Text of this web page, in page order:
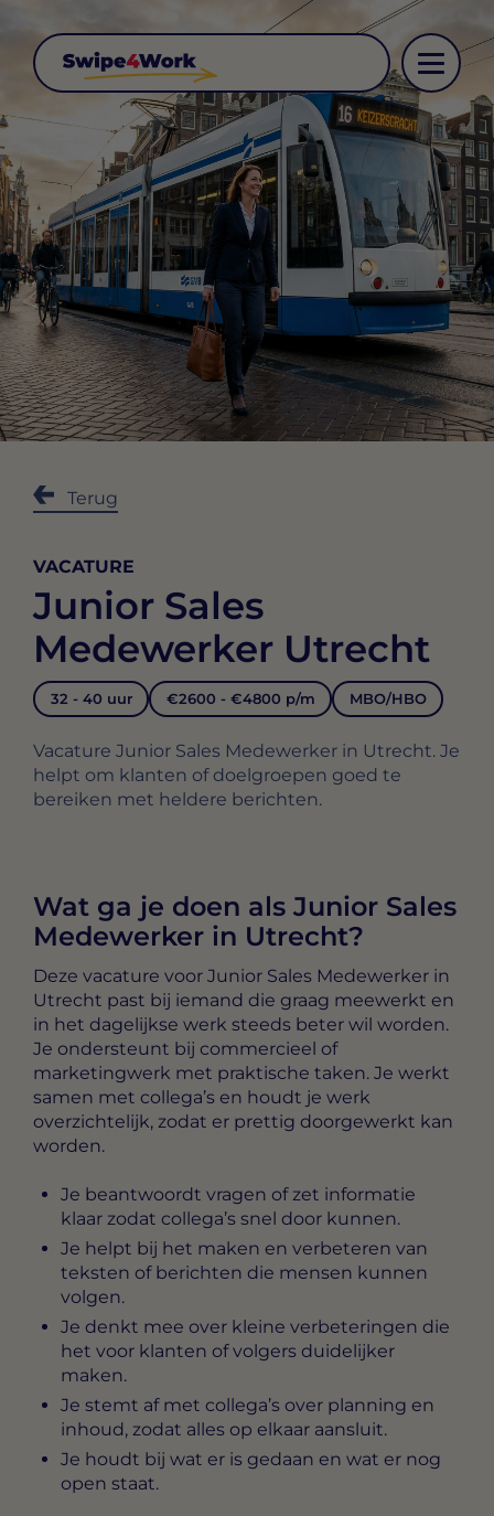
Terug
VACATURE
Junior Sales
Medewerker Utrecht
32 - 40 uur €2600 - €4800 p/m MBO/HBO
Vacature Junior Sales Medewerker in Utrecht. Je
helpt om klanten of doelgroepen goed te
bereiken met heldere berichten.
Wat ga je doen als Junior Sales
Medewerker in Utrecht?
Deze vacature voor Junior Sales Medewerker in
Utrecht past bij iemand die graag meewerkt en
in het dagelijkse werk steeds beter wil worden.
Je ondersteunt bij commercieel of
marketingwerk met praktische taken. Je werkt
samen met collega’s en houdt je werk
overzichtelijk, zodat er prettig doorgewerkt kan
worden.
Je beantwoordt vragen of zet informatie
klaar zodat collega’s snel door kunnen.
Je helpt bij het maken en verbeteren van
teksten of berichten die mensen kunnen
volgen.
Je denkt mee over kleine verbeteringen die
het voor klanten of volgers duidelijker
maken.
Je stemt af met collega’s over planning en
inhoud, zodat alles op elkaar aansluit.
Je houdt bij wat er is gedaan en wat er nog
open staat.